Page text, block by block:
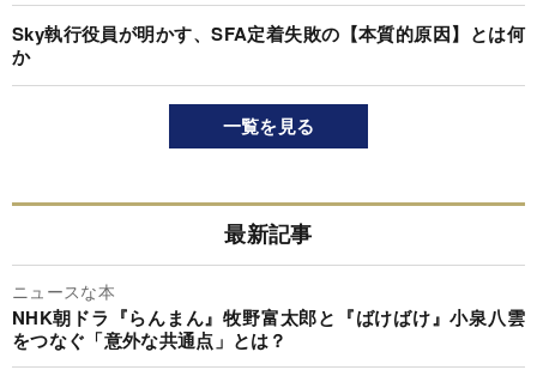
Sky執行役員が明かす、SFA定着失敗の【本質的原因】とは何
か
一覧を見る
最新記事
ニュースな本
NHK朝ドラ『らんまん』牧野富太郎と『ばけばけ』小泉八雲
をつなぐ「意外な共通点」とは？